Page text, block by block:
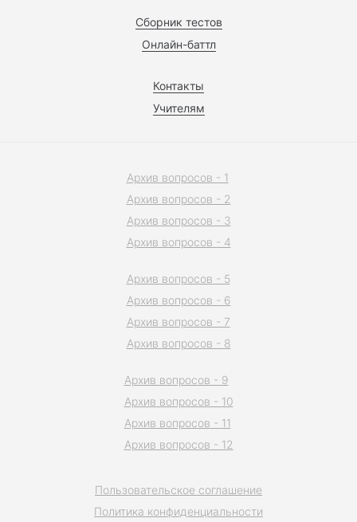
Сборник тестов
Онлайн-баттл
Контакты
Учителям
Пользовательское соглашение
Политика конфиденциальности
Архив вопросов - 1
Архив вопросов - 2
Архив вопросов - 3
Архив вопросов - 4
Архив вопросов - 5
Архив вопросов - 6
Архив вопросов - 7
Архив вопросов - 8
Архив вопросов - 9
Архив вопросов - 10
Архив вопросов - 11
Архив вопросов - 12